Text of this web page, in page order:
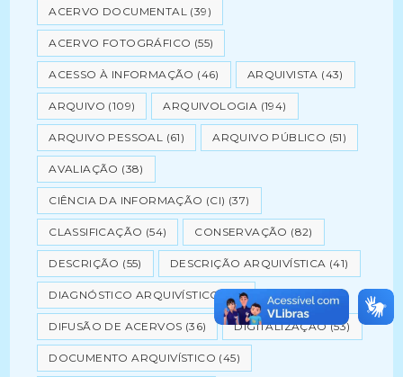
ACERVO DOCUMENTAL (39)
ACERVO FOTOGRÁFICO (55)
ACESSO À INFORMAÇÃO (46) ARQUIVISTA (43)
ARQUIVO (109) ARQUIVOLOGIA (194)
ARQUIVO PESSOAL (61) ARQUIVO PÚBLICO (51)
AVALIAÇÃO (38)
CIÊNCIA DA INFORMAÇÃO (CI) (37)
CLASSIFICAÇÃO (54) CONSERVAÇÃO (82)
DESCRIÇÃO (55) DESCRIÇÃO ARQUIVÍSTICA (41)
DIAGNÓSTICO ARQUIVÍSTICO (53)
DIFUSÃO DE ACERVOS (36) DIGITALIZAÇÃO(53)
DOCUMENTO ARQUIVÍSTICO (45)